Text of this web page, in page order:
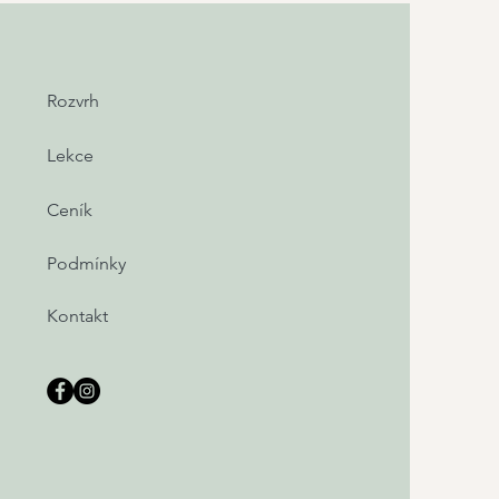
Rozvrh
Lekce
Ceník
Podmínky
Kontakt